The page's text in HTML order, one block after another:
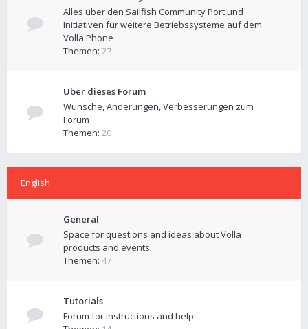
Alles über den Sailfish Community Port und
Initiativen für weitere Betriebssysteme auf dem
Volla Phone
Themen: 27
Über dieses Forum
Wünsche, Änderungen, Verbesserungen zum
Forum
Themen: 20
English
General
Space for questions and ideas about Volla
products and events.
Themen: 47
Tutorials
Forum for instructions and help